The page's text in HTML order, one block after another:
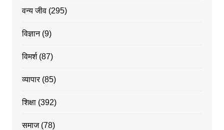
वन्य जीव(295)
विज्ञान(9)
विमर्श(87)
व्यापार(85)
शिक्षा(392)
समाज(78)